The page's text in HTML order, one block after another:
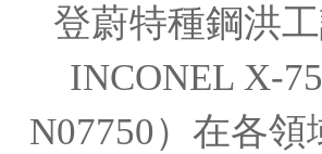
登蔚特種鋼洪工
INCONEL X-
N07750）在各領